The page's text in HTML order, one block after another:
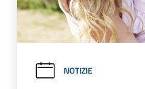
NOTIZIE